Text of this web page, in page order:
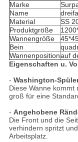
Marke
Name
Material
SS
Produktgröße
Wannengröße
Bein
Wannenpositionauf
Eigenschaften u.
- Washington-
Diese Wanne
groß für eine
- Angehobene
Die Front und die
verhindern spritzt
Arbeitsplatz.